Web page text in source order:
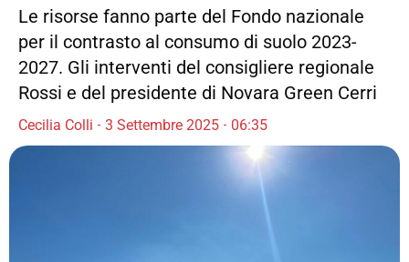
Le risorse fanno parte del Fondo nazionale
per il contrasto al consumo di suolo 2023-
2027. Gli interventi del consigliere regionale
Rossi e del presidente di Novara Green Cerri
Cecilia Colli 3 Settembre 2025 06:35